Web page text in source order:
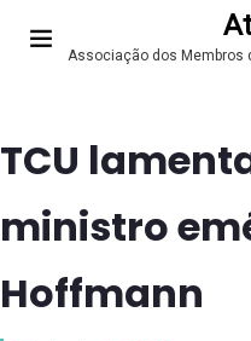
Associação dos Membros
TCU
ministro
Hoffmann